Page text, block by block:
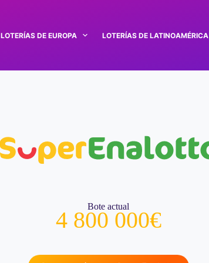
LOTERÍAS DE EUROPA LOTERÍAS DE LATINOAMÉRICA
Bote actual
4 800 000€